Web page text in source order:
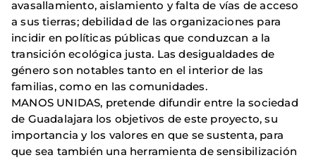
avasallamiento, aislamiento y falta de vías de acceso
a sus tierras; debilidad de las organizaciones para
incidir en políticas públicas que conduzcan a la
transición ecológica justa. Las desigualdades de
género son notables tanto en el interior de las
familias, como en las comunidades.
MANOS UNIDAS, pretende difundir entre la sociedad
de Guadalajara los objetivos de este proyecto, su
importancia y los valores en que se sustenta, para
que sea también una herramienta de sensibilización